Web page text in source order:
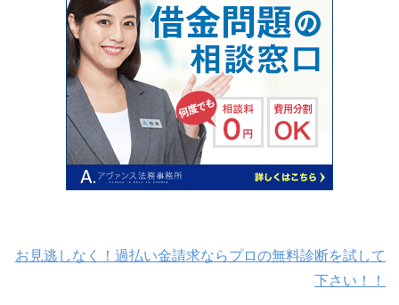
お見逃しなく！過払い金請求ならプロの無料診断を試して
下さい！！